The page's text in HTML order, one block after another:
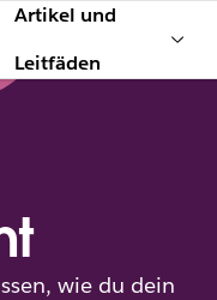
Artikel und
Leitfäden
wie du dein